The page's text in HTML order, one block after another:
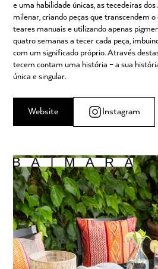
e uma habilidade únicas, as tecedeiras
milenar, criando peças que transcendem
teares manuais e utilizando apenas
quatro semanas a tecer cada peça,
com um significado próprio. Através
tecem contam uma história – a sua
única e singular.
Website Instagram